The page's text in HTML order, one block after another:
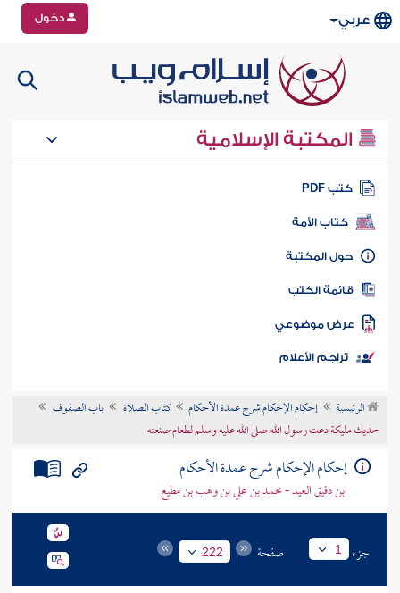
عربي دخول
المكتبة الإسلامية
كتب PDF
كتاب الأمة
المكتبة
الكتب
موضوعي
تراجم الأعلام
الرئيسية إحكام الإحكام شرح عمدة الأحكام كتاب الصلاة
باب الصفوف
حديث مليكة دعت رسول الله صلى الله عليه وسلم لطعام صنعته
إحكام الإحكام شرح عمدة الأحكام
ابن دقيق العيد - محمد بن علي بن وهب بن مطيع
جزء 1 صفحة 222